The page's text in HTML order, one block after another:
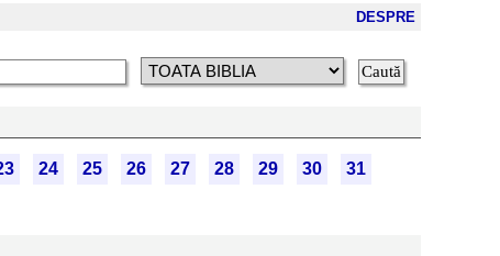
DESPRE
24 25 26 27 28 29 30 31